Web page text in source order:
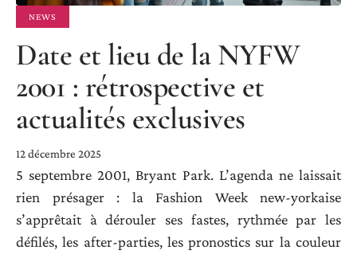
NEWS
Date et lieu de la NYFW
2001 : rétrospective et
actualités exclusives
12 décembre 2025
5 septembre 2001, Bryant Park. L’agenda ne laissait
rien présager : la Fashion Week new-yorkaise
s’apprêtait à dérouler ses fastes, rythmée par les
défilés, les after-parties, les pronostics sur la couleur